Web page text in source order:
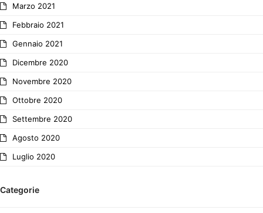
Marzo 2021
Febbraio 2021
Gennaio 2021
Dicembre 2020
Novembre 2020
Ottobre 2020
Settembre 2020
Agosto 2020
Luglio 2020
Categorie